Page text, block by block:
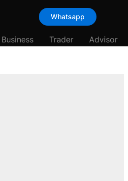
Whatsapp
Business Trader Advisor